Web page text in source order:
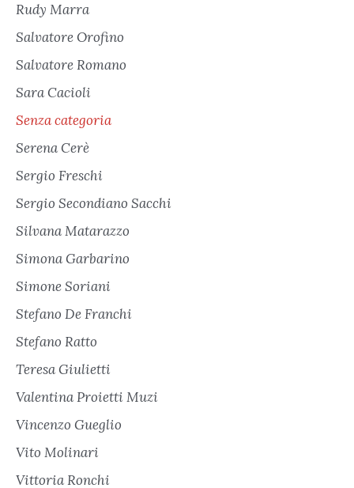
Rudy Marra
Salvatore Orofino
Salvatore Romano
Sara Cacioli
Senza categoria
Serena Cerè
Sergio Freschi
Sergio Secondiano Sacchi
Silvana Matarazzo
Simona Garbarino
Simone Soriani
Stefano De Franchi
Stefano Ratto
Teresa Giulietti
Valentina Proietti Muzi
Vincenzo Gueglio
Vito Molinari
Vittoria Ronchi